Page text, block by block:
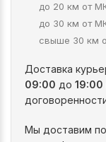
до 20 км от
до 30 км от
свыше 30 км
Доставка
09:00 до 19:00
Мы доставим